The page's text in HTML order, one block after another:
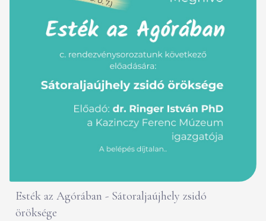
Esték az Agórában - Sátoraljaújhely zsidó
öröksége